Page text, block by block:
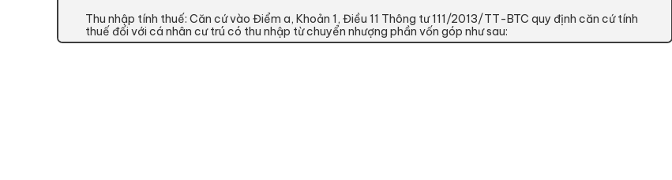
Thu nhập tính thuế: Căn cứ vào Điểm a, Khoản 1, Điều 11 Thông tư 111/2013/TT-BTC quy định căn cứ tính
thuế đối với cá nhân cư trú có thu nhập từ chuyển nhượng phần vốn góp như sau: